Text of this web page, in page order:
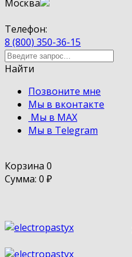
Москва
Телефон:
8 (800) 350-36-15
Найти
Позвоните мне
Мы в вконтакте
Мы в MAX
Мы в Telegram
Корзина 0
Сумма: 0 ₽